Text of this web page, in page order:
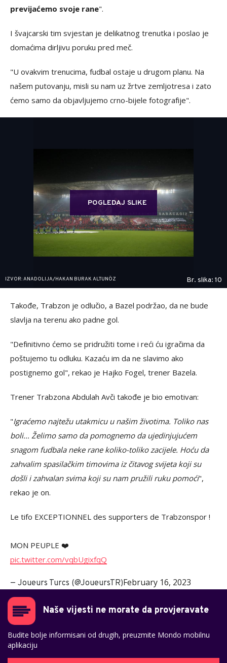
previjaćemo svoje rane".
I švajcarski tim svjestan je delikatnog trenutka i poslao je
domaćima dirljivu poruku pred meč.
"U ovakvim trenucima, fudbal ostaje u drugom planu. Na
našem putovanju, misli su nam uz žrtve zemljotresa i zato
ćemo samo da objavljujemo crno-bijele fotografije".
POGLEDAJ SLIKE
IZVOR: ANADOLIJA/HAKAN BURAK ALTUNÖZ Br. slika: 10
Takođe, Trabzon je odlučio, a Bazel podržao, da ne bude
slavlja na terenu ako padne gol.
"Definitivno ćemo se pridružiti tome i reći ću igračima da
poštujemo tu odluku. Kazaću im da ne slavimo ako
postignemo gol", rekao je Hajko Fogel, trener Bazela.
Trener Trabzona Abdulah Avči takođe je bio emotivan:
"Igraćemo najtežu utakmicu u našim životima. Toliko nas
boli... Želimo samo da pomognemo da ujedinjujućem
snagom fudbala neke rane koliko-toliko zacijele. Hoću da
zahvalim spasilačkim timovima iz čitavog svijeta koji su
došli i zahvalan svima koji su nam pružili ruku pomoći",
rekao je on.
Le tifo EXCEPTIONNEL des supporters de Trabzonspor !
MON PEUPLE ❤️
pic.twitter.com/vqbUgixfqQ
— Joueurs Turcs (@JoueursTR)February 16, 2023
Naše vijesti ne morate da provjeravate
Budite bolje informisani od drugih, preuzmite Mondo mobilnu
aplikaciju